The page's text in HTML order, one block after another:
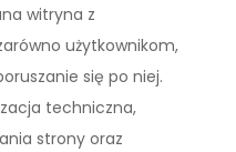
witryna z
użytkownikom,
się po niej.
techniczna,
strony oraz